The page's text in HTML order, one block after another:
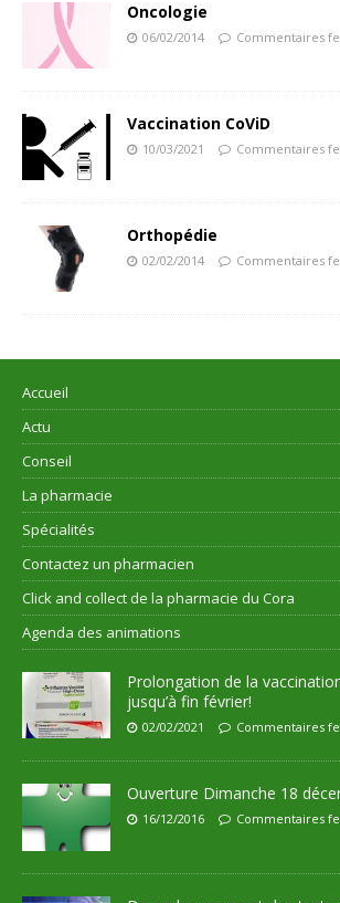
Oncologie
06/02/2014 Commentaires
Vaccination CoViD
10/03/2021 Commentaires
Orthopédie
02/02/2014 Commentaires
Accueil
Actu
Conseil
La pharmacie
Spécialités
Contactez un pharmacien
Click and collect de la pharmacie du Cora
Agenda des animations
Prolongation de la
jusqu’à fin février!
02/02/2021 Commentaires
Ouverture Dimanche 18
16/12/2016 Commentaires